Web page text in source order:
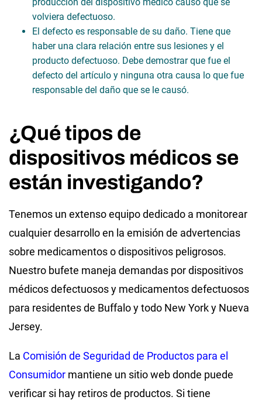
volviera defectuoso.
El defecto es responsable de su daño. Tiene que
haber una clara relación entre sus lesiones y el
producto defectuoso. Debe demostrar que fue el
defecto del artículo y ninguna otra causa lo que fue
responsable del daño que se le causó.
¿Qué tipos de
dispositivos médicos se
están investigando?
Tenemos un extenso equipo dedicado a monitorear
cualquier desarrollo en la emisión de advertencias
sobre medicamentos o dispositivos peligrosos.
Nuestro bufete maneja demandas por dispositivos
médicos defectuosos y medicamentos defectuosos
para residentes de Buffalo y todo New York y Nueva
Jersey.
La Comisión de Seguridad de Productos para el
Consumidor mantiene un sitio web donde puede
verificar si hay retiros de productos. Si tiene